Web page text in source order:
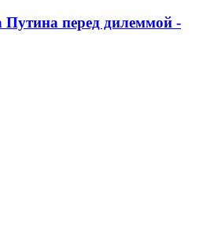
Путина перед дилеммой -